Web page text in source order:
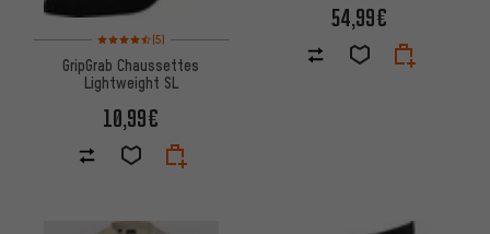
Note moyenne : 4,5 sur 5 d'après 5 avis
(5)
GripGrab Chaussettes
Lightweight SL
10,99€
54,99€